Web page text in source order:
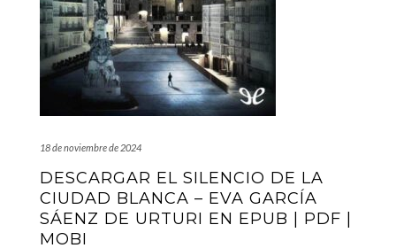
18 de noviembre de 2024
DESCARGAR EL SILENCIO DE LA
CIUDAD BLANCA – EVA GARCÍA
SÁENZ DE URTURI EN EPUB | PDF |
MOBI